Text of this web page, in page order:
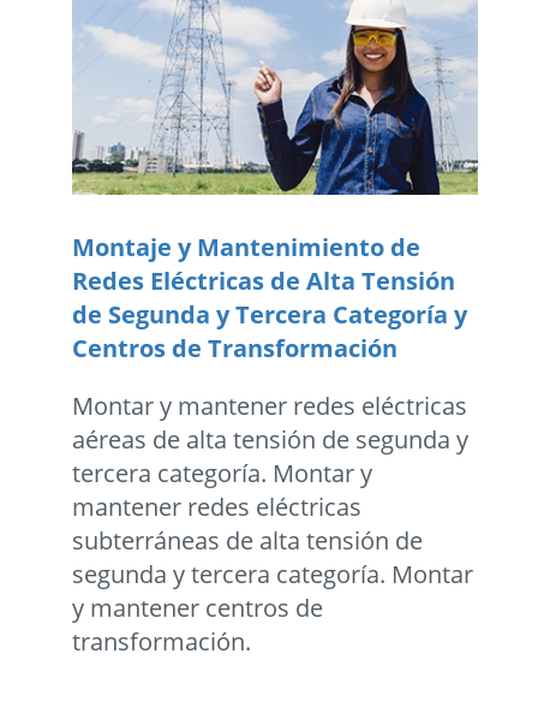
Montaje y Mantenimiento de
Redes Eléctricas de Alta Tensión
de Segunda y Tercera Categoría y
Centros de Transformación
Montar y mantener redes eléctricas
aéreas de alta tensión de segunda y
tercera categoría. Montar y
mantener redes eléctricas
subterráneas de alta tensión de
segunda y tercera categoría. Montar
y mantener centros de
transformación.